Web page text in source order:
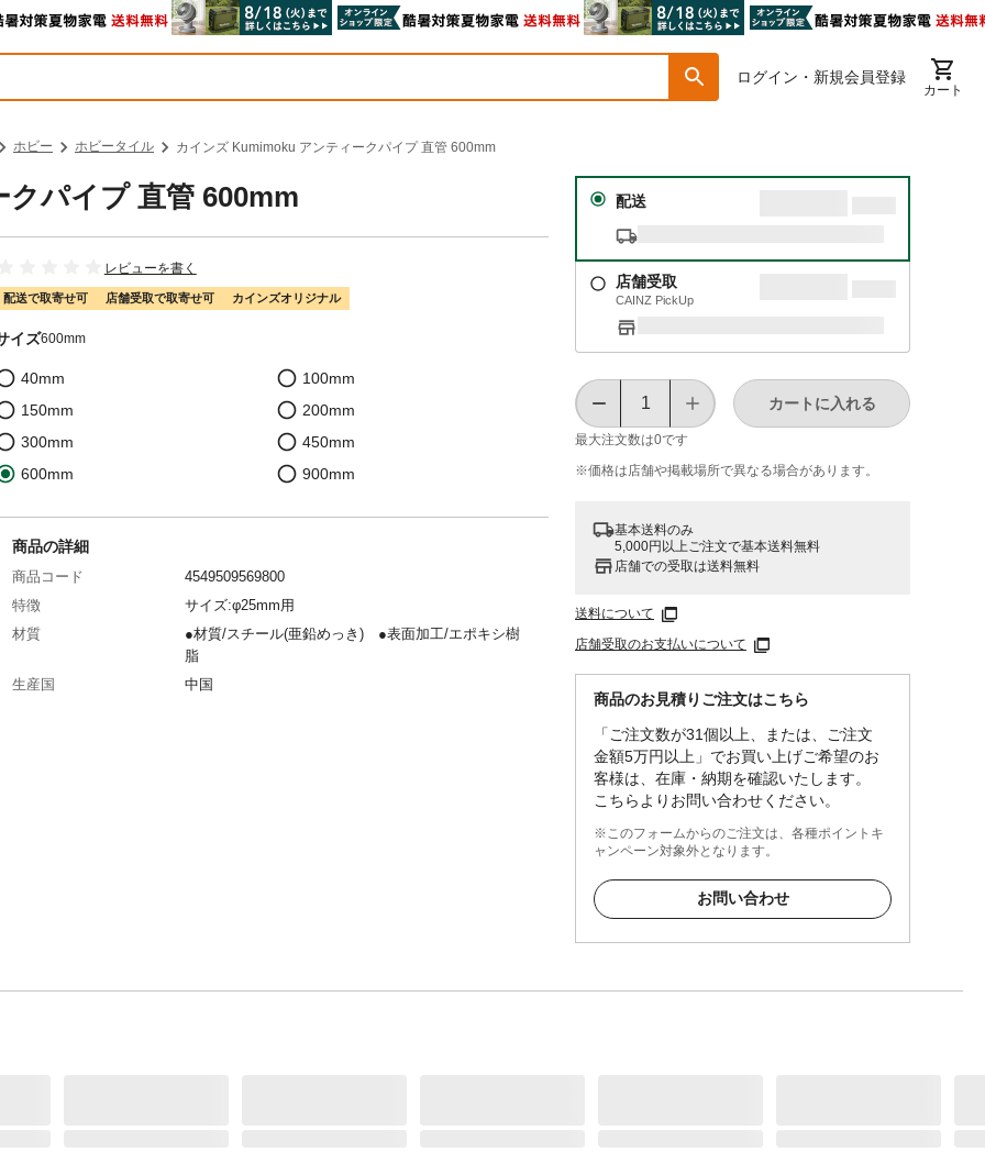
ログイン・新規会員登録
カート
ホビー ホビータイル カインズ Kumimoku アンティークパイプ 直管 600mm
パイプ 直管 600mm
レビューを書く
配送で取寄せ可 店舗受取で取寄せ可 カインズオリジナル
イズ600mm
40mm
100mm
150mm
200mm
300mm
450mm
600mm
900mm
配送
店舗受取
CAINZ PickUp
最大注文数は0です
カートに入れる
※価格は​店舗や​掲載場所で​異なる​場合が​あります。
基本送料のみ
5,000円以上ご注文で基本送料無料
店舗での受取は送料無料
送料について
店舗受取のお支払いについて
商品のお見積りご注文はこちら
「ご注文数が31個以上、または、ご注文
金額5万円以上」でお買い上げご希望のお
客様は、在庫・納期を確認いたします。
こちらよりお問い合わせください。
※このフォームからのご注文は、各種ポイントキ
ャンペーン対象外となります。
お問い合わせ
商品の詳細
商品コード
4549509569800
特徴
サイズ:φ25mm用
材質
●材質/スチール(亜鉛めっき) ●表面加工/エポキシ樹
脂
生産国
中国